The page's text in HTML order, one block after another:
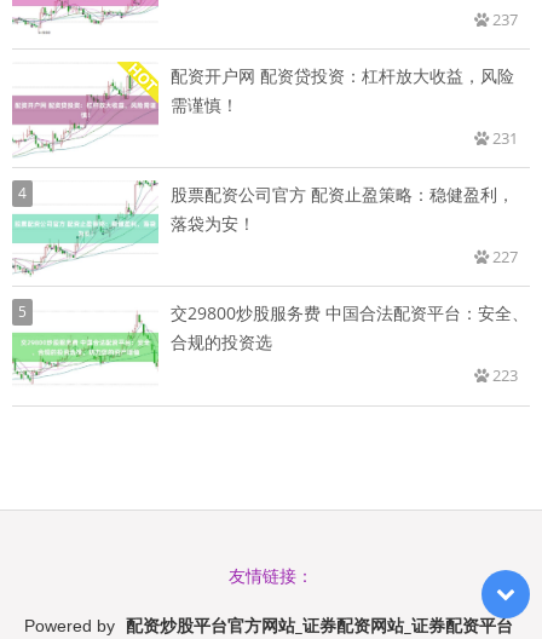
237
配资开户网 配资贷投资：杠杆放大收益，风险
需谨慎！
231
4
股票配资公司官方 配资止盈策略：稳健盈利，
落袋为安！
227
5
交29800炒股服务费 中国合法配资平台：安全、
合规的投资选
223
友情链接：
Powered by 配资炒股平台官方网站_证券配资网站_证券配资平台